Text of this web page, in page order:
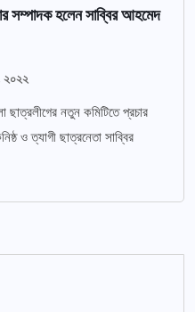
সম্পাদক হলেন সাব্বির আহমেদ
২০২২
ছাত্রলীগের নতুন কমিটিতে প্রচার
ও ত্যাগী ছাত্রনেতা সাব্বির